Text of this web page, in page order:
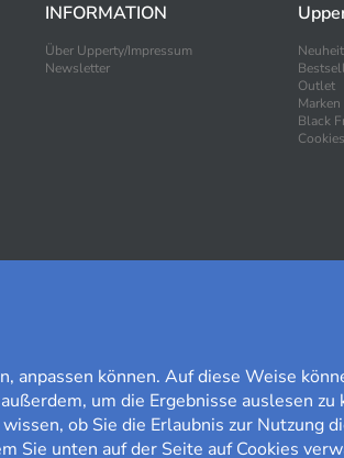
INFORMATION
Über Upperty/Impressum
Newsletter
Outlet
Marken
Black
anpassen können. Auf diese Weise
um die Ergebnisse auslesen zu
ob Sie die Erlaubnis zur Nutzung
Sie unten auf der Seite auf Cookies